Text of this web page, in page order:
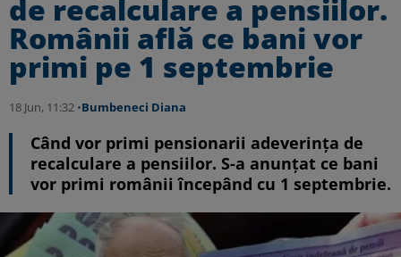
de recalculare a pensiilor.
Românii află ce bani vor
primi pe 1 septembrie
18 Jun, 11:32 •Bumbeneci Diana
Când vor primi pensionarii adeverința de
recalculare a pensiilor. S-a anunțat ce bani
vor primi românii începând cu 1 septembrie.